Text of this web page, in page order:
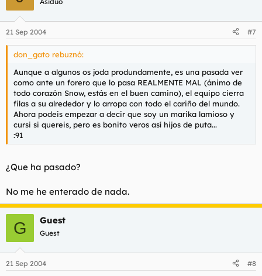
21 Sep 2004 #7
don_gato rebuznó:
Aunque a algunos os joda produndamente, es una pasada ver
como ante un forero que lo pasa REALMENTE MAL (ánimo de
todo corazón Snow, estás en el buen camino), el equipo cierra
filas a su alrededor y lo arropa con todo el cariño del mundo.
Ahora podeis empezar a decir que soy un marika lamioso y
cursi si quereis, pero es bonito veros así hijos de puta...
:91
¿Que ha pasado?
No me he enterado de nada.
G Guest
Guest
21 Sep 2004 #8